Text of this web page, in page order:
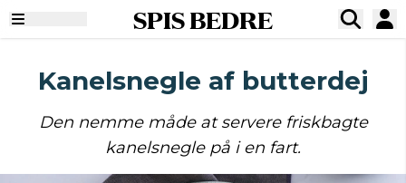
SPIS BEDRE
Kanelsnegle af butterdej
Den nemme måde at servere friskbagte
kanelsnegle på i en fart.